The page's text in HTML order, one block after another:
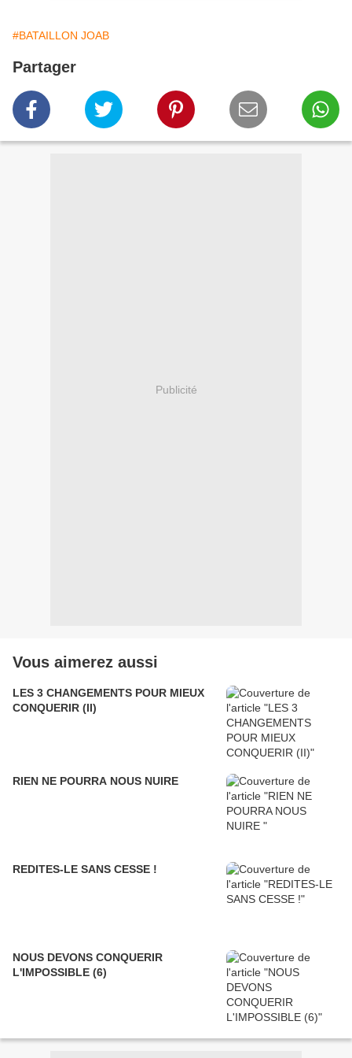
#BATAILLON JOAB
Partager
Publicité
Vous aimerez aussi
LES 3 CHANGEMENTS POUR MIEUX
CONQUERIR (II)
RIEN NE POURRA NOUS NUIRE
REDITES-LE SANS CESSE !
NOUS DEVONS CONQUERIR
L'IMPOSSIBLE (6)